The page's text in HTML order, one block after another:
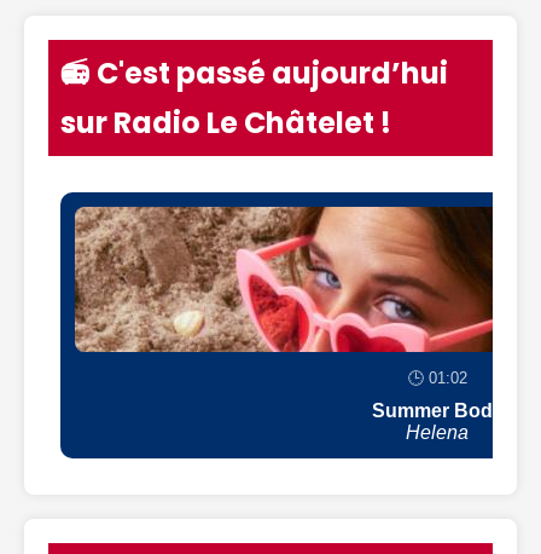
📻 C'est passé aujourd’hui
sur Radio Le Châtelet !
🕒 01:02
Summer Body
Helena